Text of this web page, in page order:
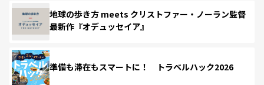
地球の歩き方 meets クリストファー・ノーラン監督
最新作『オデュッセイア』
準備も滞在もスマートに！ トラベルハック2026